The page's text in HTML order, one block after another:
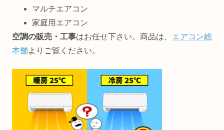
マルチエアコン
家庭用エアコン
空調の販売・工事はお任せ下さい。商品は、 エアコン総
本舗よりご覧ください。